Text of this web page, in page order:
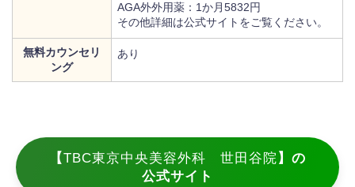
AGA外外用薬：1か月5832円
その他詳細は公式サイトをご覧ください。
無料カウンセリ
ング
あり
【TBC東京中央美容外科 世田谷院 】の
公式サイト